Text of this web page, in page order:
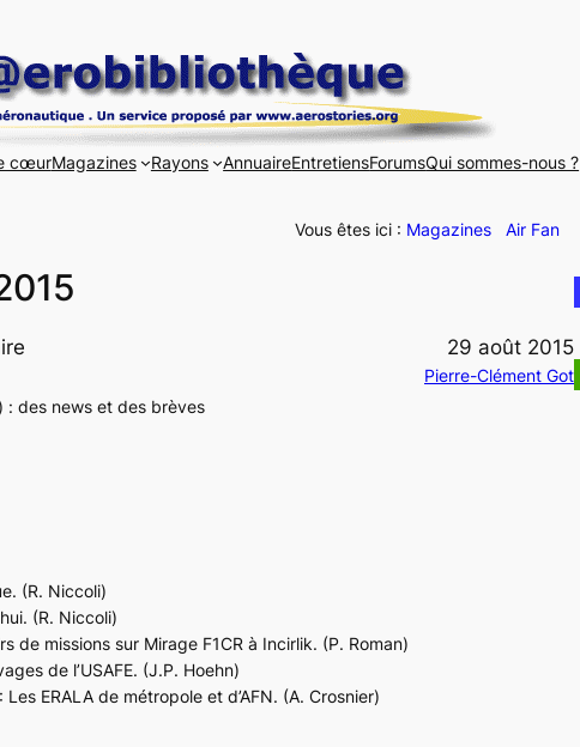
cœurMagazines Rayons AnnuaireEntretiensForumsQui sommes-nous ?
Vous êtes ici : Magazines Air Fan
29 août 2015
Pierre-Clément Got
: des news et des brèves
(R. Niccoli)
(R. Niccoli)
de missions sur Mirage F1CR à Incirlik. (P. Roman)
de l’USAFE. (J.P. Hoehn)
ERALA de métropole et d’AFN. (A. Crosnier)